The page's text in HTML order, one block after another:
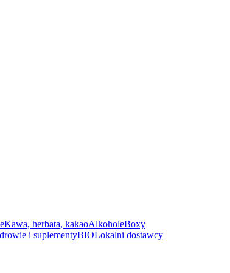
Kawa, herbata, kakaoAlkoholeBoxy
i suplementyBIOLokalni dostawcy